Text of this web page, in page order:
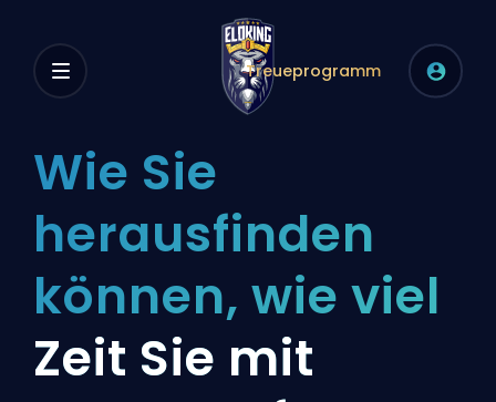
Treueprogramm
Wie Sie
herausfinden
können, wie viel
Zeit Sie mit